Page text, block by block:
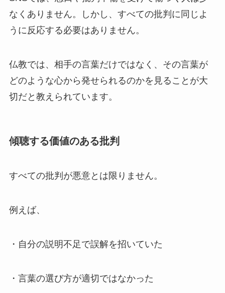
なくありません。しかし、すべての批判に同じよ
うに反応する必要はありません。
仏教では、相手の言葉だけではなく、その言葉が
どのような心から発せられるのかを見ることが大
切だと教えられています。
傾聴する価値のある批判
すべての批判が悪意とは限りません。
例えば、
・自分の説明不足で誤解を招いていた
・言葉の選び方が適切ではなかった